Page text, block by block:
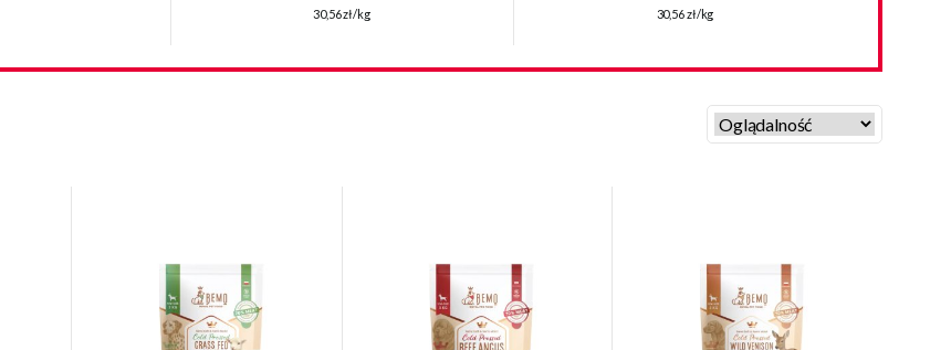
30,56 zł/kg 30,56 zł/kg